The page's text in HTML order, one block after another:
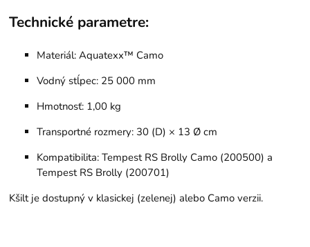
Technické parametre:
Materiál: Aquatexx™ Camo
Vodný stĺpec: 25 000 mm
Hmotnosť: 1,00 kg
Transportné rozmery: 30 (D) × 13 Ø cm
Kompatibilita: Tempest RS Brolly Camo (200500) a
Tempest RS Brolly (200701)
Kšilt je dostupný v klasickej (zelenej) alebo Camo verzii.